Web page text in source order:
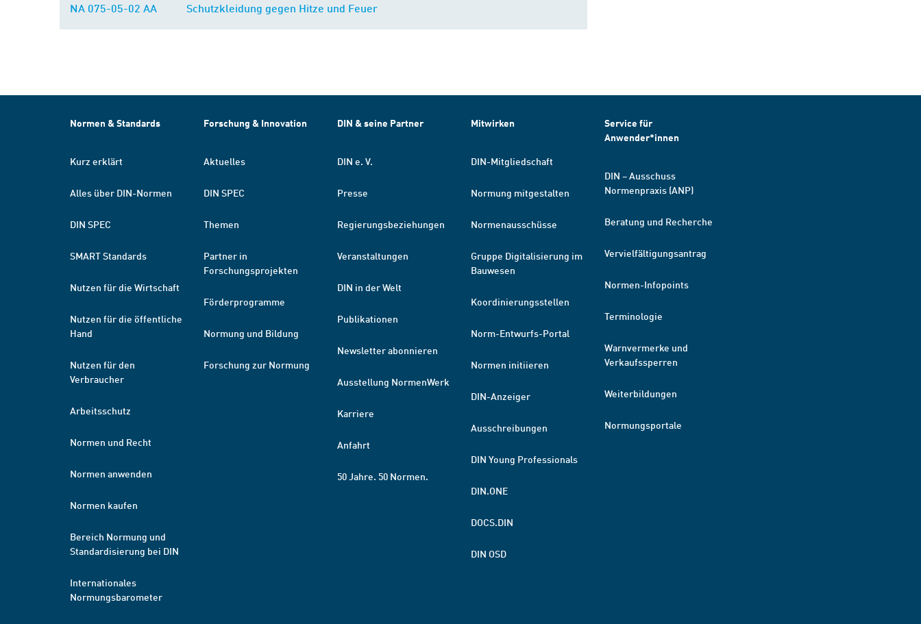
NA 075-05-02 AA Schutzkleidung gegen Hitze und Feuer
Normen & Standards
Kurz erklärt
Alles über DIN-Normen
DIN SPEC
SMART Standards
Nutzen für die Wirtschaft
Nutzen für die öffentliche
Hand
Nutzen für den
Verbraucher
Arbeitsschutz
Normen und Recht
Normen anwenden
Normen kaufen
Bereich Normung und
Standardisierung bei DIN
Internationales
Normungsbarometer
Forschung & Innovation
Aktuelles
DIN SPEC
Themen
Partner in
Forschungsprojekten
Förderprogramme
Normung und Bildung
Forschung zur Normung
DIN & seine Partner
DIN e. V.
Presse
Regierungsbeziehungen
Veranstaltungen
DIN in der Welt
Publikationen
Newsletter abonnieren
Ausstellung NormenWerk
Karriere
Anfahrt
50 Jahre. 50 Normen.
Mitwirken
DIN-Mitgliedschaft
Normung mitgestalten
Normenausschüsse
Gruppe Digitalisierung im
Bauwesen
Koordinierungsstellen
Norm-Entwurfs-Portal
Normen initiieren
DIN-Anzeiger
Ausschreibungen
DIN Young Professionals
DIN.ONE
DOCS.DIN
DIN OSD
Service für
Anwender*innen
DIN – Ausschuss
Normenpraxis (ANP)
Beratung und Recherche
Vervielfältigungsantrag
Normen-Infopoints
Terminologie
Warnvermerke und
Verkaufssperren
Weiterbildungen
Normungsportale